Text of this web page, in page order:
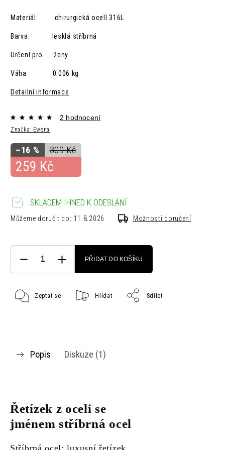
Materiál: chirurgická ocelI 316L
Barva: lesklá stříbrná
Určení pro ženy
Váha 0.006 kg
Detailní informace
Značka: Ewena
2 hodnocení
309 Kč
–16 %
259 Kč
SKLADEM IHNED K ODESLÁNÍ
Můžeme doručit do: 11.8.2026 Možnosti doručení
PŘIDAT DO KOŠÍKU
Zeptat se Hlídat Sdílet
Popis Diskuze (1)
Řetízek z oceli se
jménem stříbrná ocel